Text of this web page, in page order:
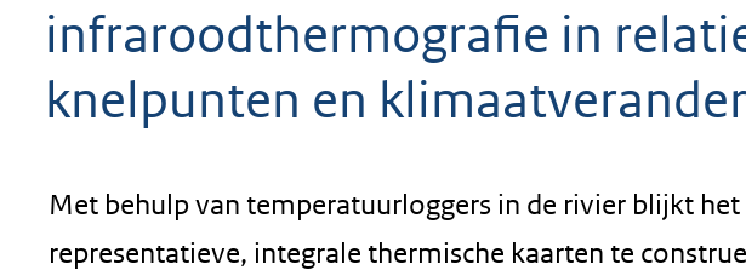
infraroodthermografie in
knelpunten en
Met behulp van temperatuurloggers in de rivier blijkt
representatieve, integrale thermische kaarten te